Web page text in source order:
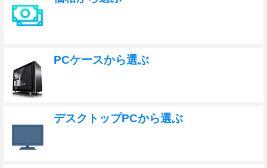
PCケースから選ぶ
デスクトップPCから選ぶ